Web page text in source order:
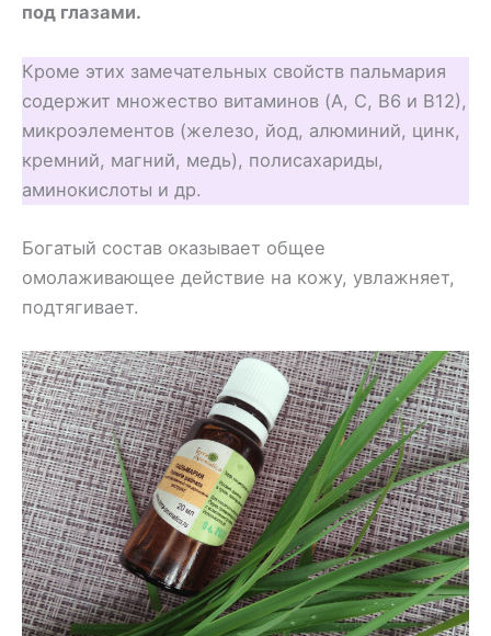
под глазами.
Кроме этих замечательных свойств пальмария
содержит множество витаминов (A, C, В6 и В12),
микроэлементов (железо, йод, алюминий, цинк,
кремний, магний, медь), полисахариды,
аминокислоты и др.
Богатый состав оказывает общее
омолаживающее действие на кожу, увлажняет,
подтягивает.